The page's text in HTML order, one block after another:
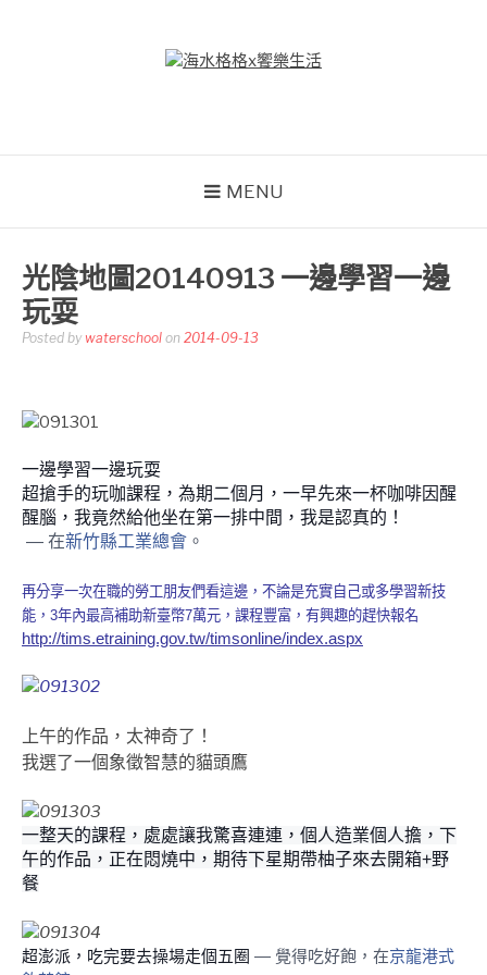
MENU
光陰地圖20140913 一邊學習一邊
玩耍
Posted by waterschool on 2014-09-13
一邊學習一邊玩耍
超搶手的玩咖課程，為期二個月，一早先來一杯咖啡因醒
醒腦，我竟然給他坐在第一排中間，我是認真的！
— 在新竹縣工業總會 。
再分享一次在職的勞工朋友們看這邊，不論是充實自己或多學習新技
能，3年內最高補助新臺幣7萬元，課程豐富，有興趣的趕快報名
http://tims.etraining.gov.tw/timsonline/index.aspx
上午的作品，太神奇了！
我選了一個象徵智慧的貓頭鷹
一整天的課程，處處讓我驚喜連連，個人造業個人擔，下
午的作品，正在悶燒中，期待下星期帶柚子來去開箱+野
餐
超澎派，吃完要去操場走個五圈 — 覺得吃好飽，在京龍港式